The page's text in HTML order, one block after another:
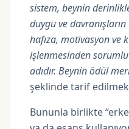
sistem, beynin
duygu ve
hafıza, motivasyon ve
işlenmesinden
adıdır. Beynin ödül
şeklinde tarif
Bununla birlikte